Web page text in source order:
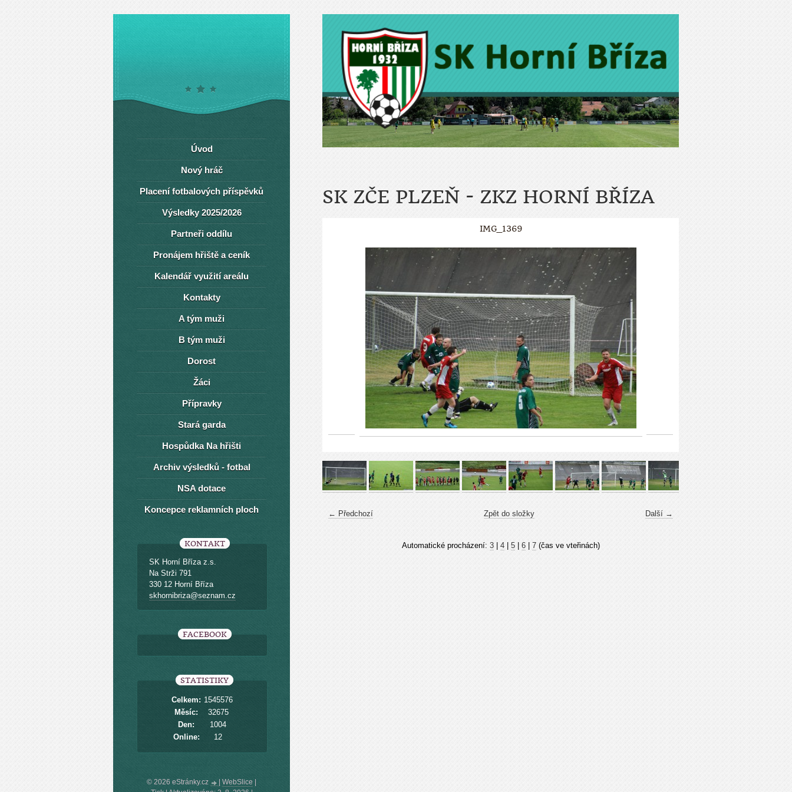
SK ZČE PLZEŇ - ZKZ HORNÍ BŘÍZA
IMG_1369
← Předchozí Další →
Zpět do složky
Automatické procházení: 3| 4| 5| 6| 7(čas ve vteřinách)
Úvod
Nový hráč
Placení fotbalových příspěvků
Výsledky 2025/2026
Partneři oddílu
Pronájem hřiště a ceník
Kalendář využití areálu
Kontakty
A tým muži
B tým muži
Dorost
Žáci
Přípravky
Stará garda
Hospůdka Na hřišti
Archiv výsledků - fotbal
NSA dotace
Koncepce reklamních ploch
KONTAKT
SK Horní Bříza z.s.
Na Strži 791
330 12 Horní Bříza
skhornibriza@seznam.cz
FACEBOOK
STATISTIKY
Online: 12
Celkem: 1545576
Měsíc:
32675
Den:
1004
© 2026 eStránky.cz WebSlice